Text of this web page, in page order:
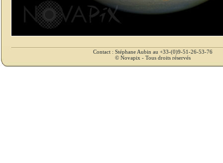
Contact : Stéphane Aubin au +33-(0)9-51-26-53-76
© Novapix - Tous droits réservés